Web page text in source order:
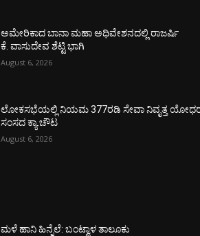
ಅಮೇರಿಕಾದ ಬಾನಾ ಮಹಾ ಅಧಿವೇಶನದಲ್ಲಿ ರಾಜರ್ಷಿ
ಕೆ. ವಾಸುದೇವ ಶೆಟ್ಟಿ ಭಾಗಿ
August 6, 2026
ಲೋಕಸಭೆಯಲ್ಲಿ ನಿಯಮ 377ರಡಿ ಸೇವಾ ನಿವೃತ್ತ
ಸಂಸದ ಕ್ಯಾ.ಚೌಟ
August 6, 2026
ಮಳೆ ಹಾನಿ ಹಿನ್ನೆಲೆ: ಬಂಟ್ವಾಳ ತಾಲೂಕು